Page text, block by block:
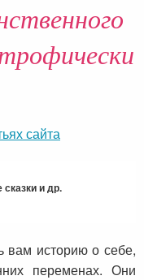
сайта
и др.
вам историю о себе,
переменах. Они